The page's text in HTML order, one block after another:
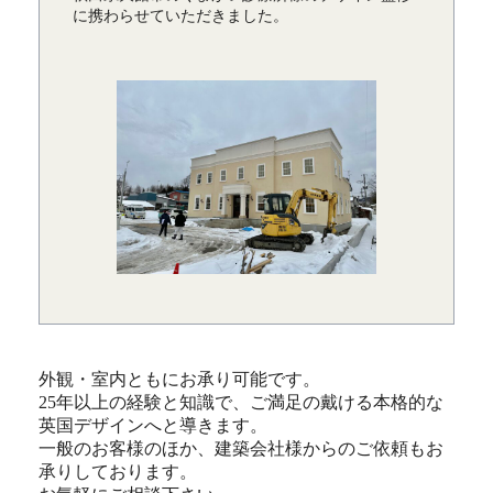
に携わらせていただきました。
外観・室内ともにお承り可能です。
25年以上の経験と知識で、ご満足の戴ける本格的な
英国デザインへと導きます。
一般のお客様のほか、建築会社様からのご依頼もお
承りしております。